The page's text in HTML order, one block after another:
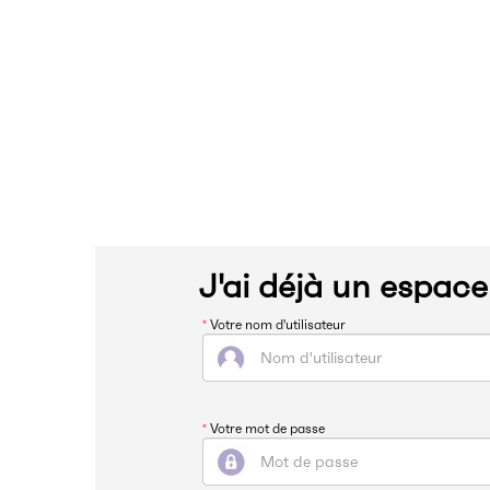
J'ai déjà un
*Votre nom d'utilisateur
*Votre mot de passe